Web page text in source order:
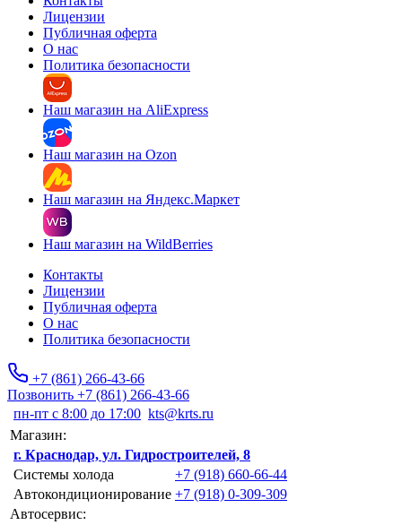
Лицензии
Публичная оферта
О нас
Политика безопасности
Наш магазин на AliExpress
Наш магазин на Ozon
Наш магазин на Яндекс.Маркет
Наш магазин на WildBerries
Контакты
Лицензии
Публичная оферта
О нас
Политика безопасности
+7 (861) 266-43-66
Позвонить +7 (861) 266-43-66
пн-пт с 8:00 до 17:00 kts@krts.ru
Магазин:
г. Краснодар, ул. Гидростроителей, 8
Системы холода
+7 (918) 660-66-44
Автокондиционирование +7 (918) 0-309-309
Автосервис: